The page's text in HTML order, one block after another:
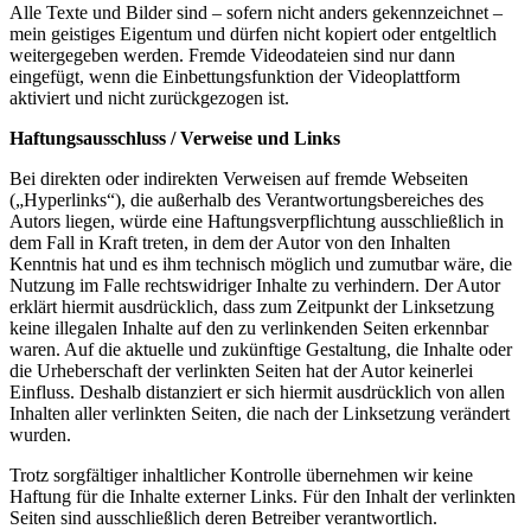
Alle Texte und Bilder sind – sofern nicht anders gekennzeichnet –
mein geistiges Eigentum und dürfen nicht kopiert oder entgeltlich
weitergegeben werden. Fremde Videodateien sind nur dann
eingefügt, wenn die Einbettungsfunktion der Videoplattform
aktiviert und nicht zurückgezogen ist.
Haftungsausschluss / Verweise und Links
Bei direkten oder indirekten Verweisen auf fremde Webseiten
(„Hyperlinks“), die außerhalb des Verantwortungsbereiches des
Autors liegen, würde eine Haftungsverpflichtung ausschließlich in
dem Fall in Kraft treten, in dem der Autor von den Inhalten
Kenntnis hat und es ihm technisch möglich und zumutbar wäre, die
Nutzung im Falle rechtswidriger Inhalte zu verhindern. Der Autor
erklärt hiermit ausdrücklich, dass zum Zeitpunkt der Linksetzung
keine illegalen Inhalte auf den zu verlinkenden Seiten erkennbar
waren. Auf die aktuelle und zukünftige Gestaltung, die Inhalte oder
die Urheberschaft der verlinkten Seiten hat der Autor keinerlei
Einfluss. Deshalb distanziert er sich hiermit ausdrücklich von allen
Inhalten aller verlinkten Seiten, die nach der Linksetzung verändert
wurden.
Trotz sorgfältiger inhaltlicher Kontrolle übernehmen wir keine
Haftung für die Inhalte externer Links. Für den Inhalt der verlinkten
Seiten sind ausschließlich deren Betreiber verantwortlich.